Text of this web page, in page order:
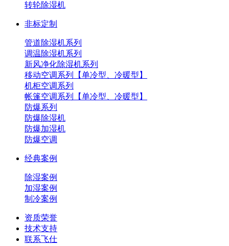
转轮除湿机
非标定制
管道除湿机系列
调温除湿机系列
新风净化除湿机系列
移动空调系列【单冷型、冷暖型】
机柜空调系列
帐篷空调系列【单冷型、冷暖型】
防爆系列
防爆除湿机
防爆加湿机
防爆空调
经典案例
除湿案例
加湿案例
制冷案例
资质荣誉
技术支持
联系飞仕